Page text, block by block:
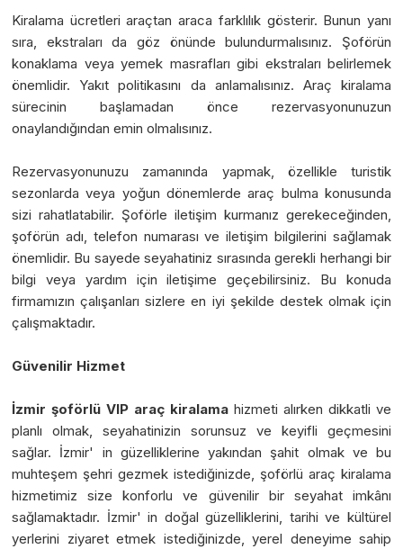
Kiralama ücretleri araçtan araca farklılık gösterir. Bunun yanı
sıra, ekstraları da göz önünde bulundurmalısınız. Şoförün
konaklama veya yemek masrafları gibi ekstraları belirlemek
önemlidir. Yakıt politikasını da anlamalısınız. Araç kiralama
sürecinin başlamadan önce rezervasyonunuzun
onaylandığından emin olmalısınız.
Rezervasyonunuzu zamanında yapmak, özellikle turistik
sezonlarda veya yoğun dönemlerde araç bulma konusunda
sizi rahatlatabilir. Şoförle iletişim kurmanız gerekeceğinden,
şoförün adı, telefon numarası ve iletişim bilgilerini sağlamak
önemlidir. Bu sayede seyahatiniz sırasında gerekli herhangi bir
bilgi veya yardım için iletişime geçebilirsiniz. Bu konuda
firmamızın çalışanları sizlere en iyi şekilde destek olmak için
çalışmaktadır.
Güvenilir Hizmet
İzmir şoförlü VIP araç kiralama hizmeti alırken dikkatli ve
planlı olmak, seyahatinizin sorunsuz ve keyifli geçmesini
sağlar. İzmir' in güzelliklerine yakından şahit olmak ve bu
muhteşem şehri gezmek istediğinizde, şoförlü araç kiralama
hizmetimiz size konforlu ve güvenilir bir seyahat imkânı
sağlamaktadır. İzmir' in doğal güzelliklerini, tarihi ve kültürel
yerlerini ziyaret etmek istediğinizde, yerel deneyime sahip